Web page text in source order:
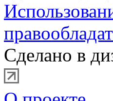
Сделано в